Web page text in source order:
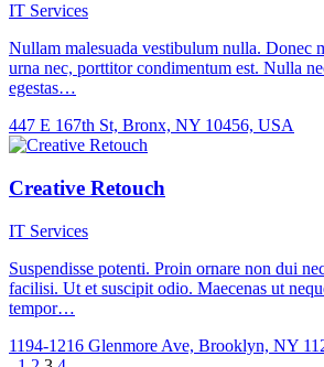
IT Services
Nullam malesuada vestibulum nulla. Donec
urna nec, porttitor condimentum est. Nulla
egestas…
447 E 167th St, Bronx, NY 10456, USA
Creative Retouch
IT Services
Suspendisse potenti. Proin ornare non dui
facilisi. Ut et suscipit odio. Maecenas ut
tempor…
1194-1216 Glenmore Ave, Brooklyn, NY